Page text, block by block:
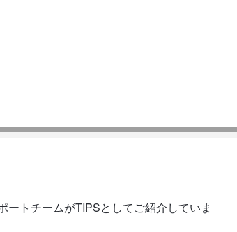
トチームがTIPSとしてご紹介していま